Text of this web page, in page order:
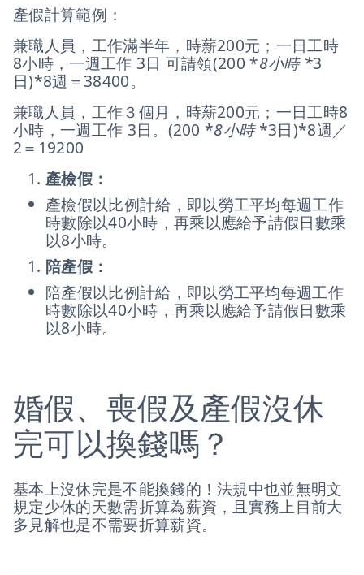
產假計算範例：
兼職人員，工作滿半年，時薪200元；一日工時
8小時，一週工作 3日 可請領(200 *8小時 *3
日)*8週＝38400。
兼職人員，工作３個月，時薪200元；一日工時8
小時，一週工作 3日。(200 *8小時*3日)*8週／
2＝19200
產檢假：
產檢假以比例計給，即以勞工平均每週工作
時數除以40小時，再乘以應給予請假日數乘
以8小時。
陪產假：
陪產假以比例計給，即以勞工平均每週工作
時數除以40小時，再乘以應給予請假日數乘
以8小時。
婚假、喪假及產假沒休
完可以換錢嗎？
基本上沒休完是不能換錢的！法規中也並無明文
規定少休的天數需折算為薪資，且實務上目前大
多見解也是不需要折算薪資。